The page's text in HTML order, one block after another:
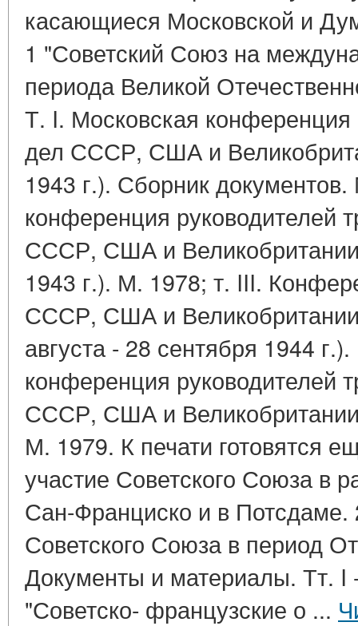
касающиеся Московской и
1 "Советский Союз на
периода Великой
Т. I. Московская
дел СССР, США и
1943 г.). Сборник
конференция руководителей
СССР, США и
1943 г.). М. 1978; т. III.
СССР, США и
августа - 28 сентября 1944
конференция руководителей
СССР, США и
М. 1979. К печати готовятся
участие Советского Союза в
Сан-Франциско и в
Советского Союза в период
Документы и материалы. Тт. I
"Советско- французские о ...